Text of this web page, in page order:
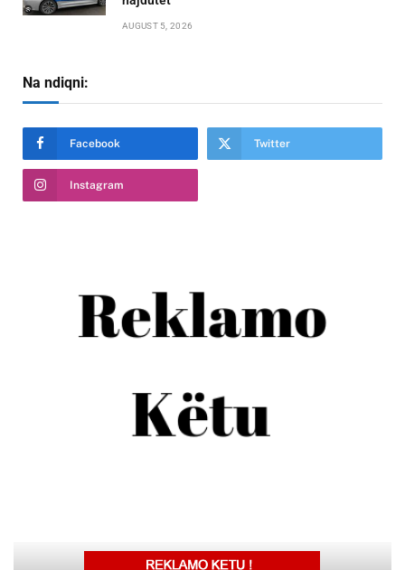
AUGUST 5, 2026
Na ndiqni:
Facebook Twitter
Instagram